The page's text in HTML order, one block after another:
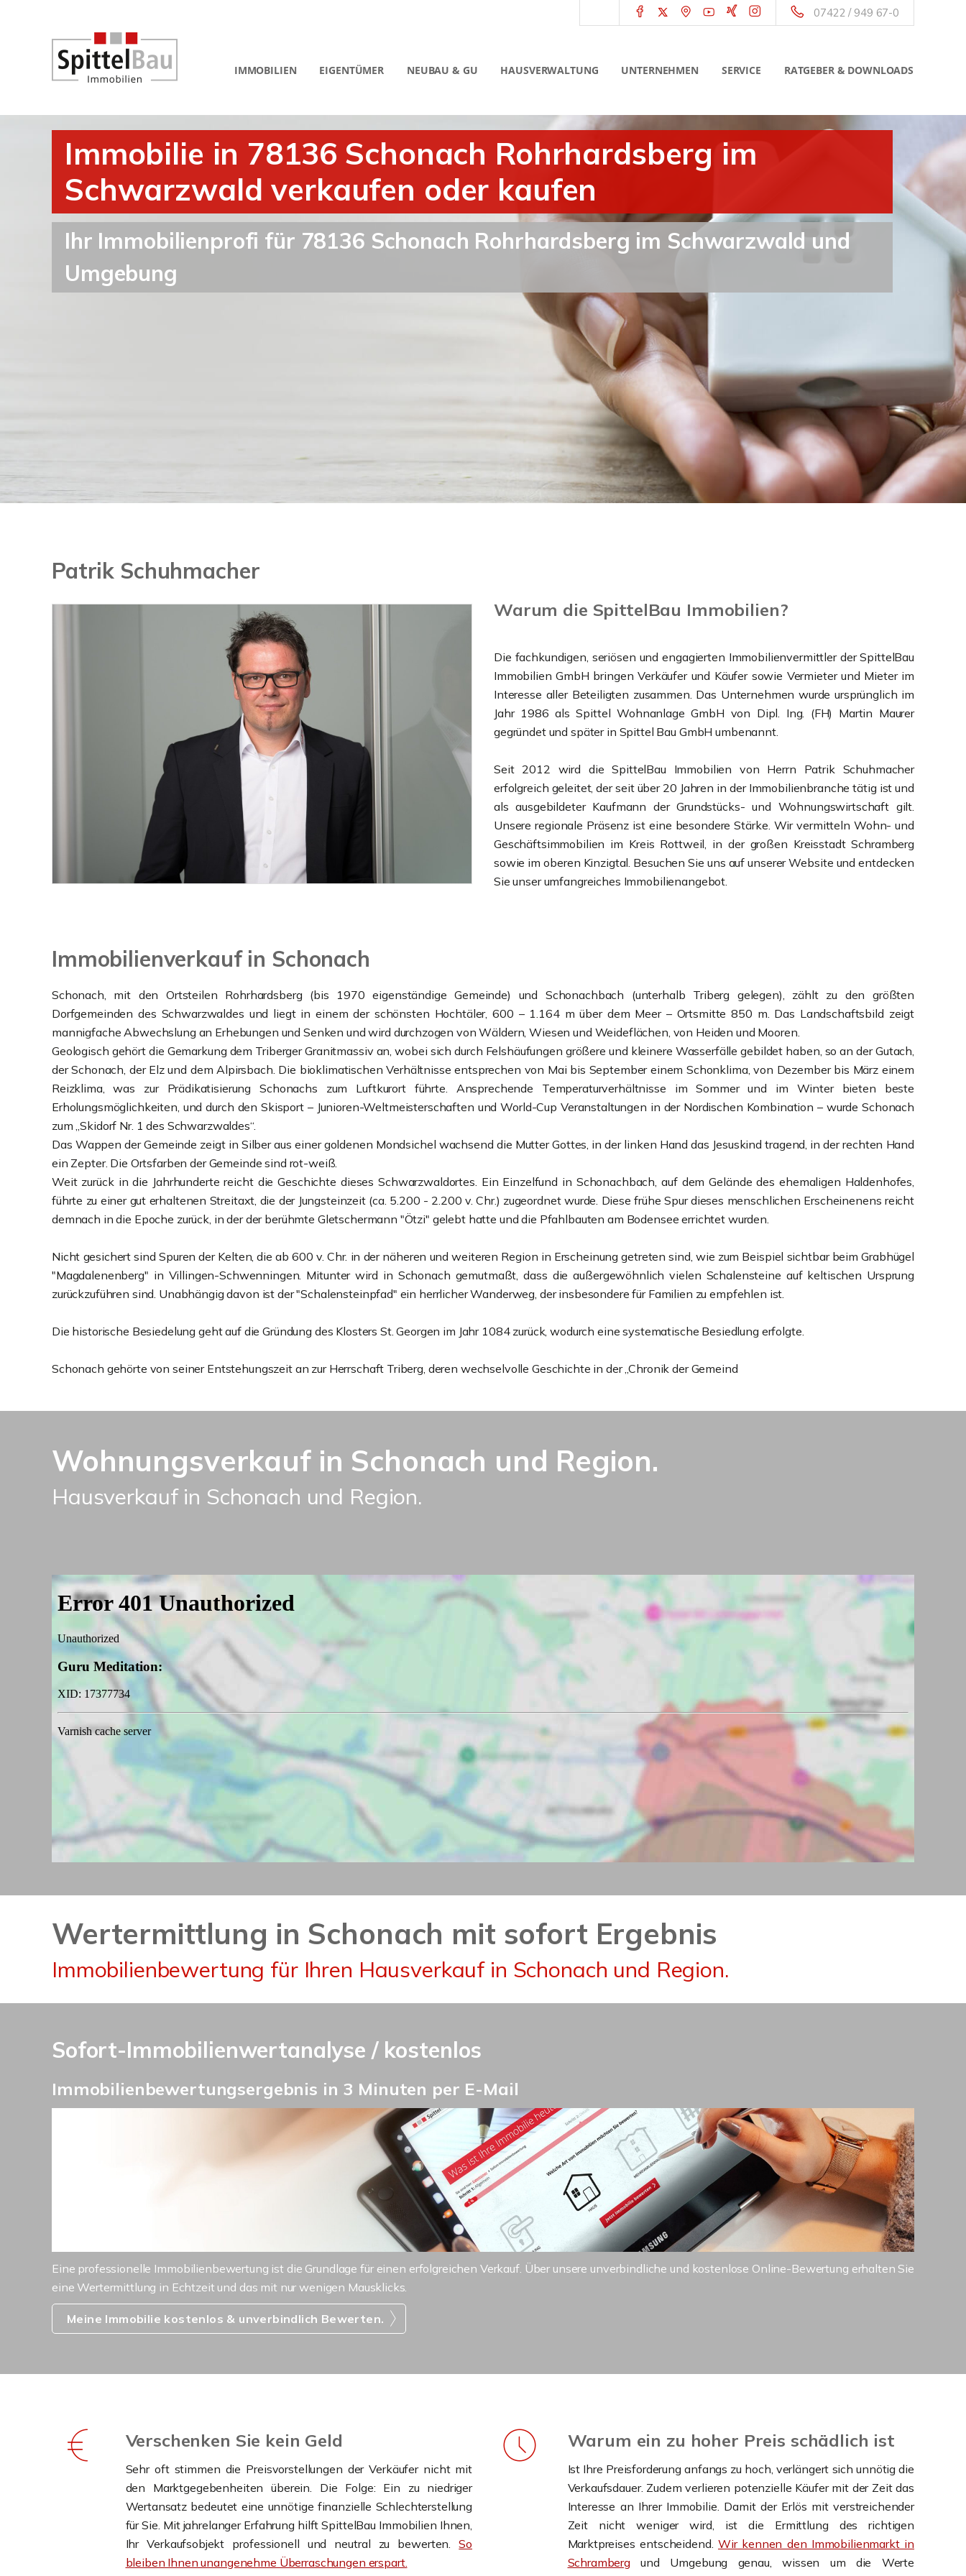
07422 / 949 67-0
IMMOBILIEN EIGENTÜMER NEUBAU & GU HAUSVERWALTUNG UNTERNEHMEN SERVICE RATGEBER & DOWNLOADS
Immobilie in 78136 Schonach Rohrhardsberg im
Schwarzwald verkaufen oder kaufen
Ihr Immobilienprofi für 78136 Schonach Rohrhardsberg im Schwarzwald und
Umgebung
Patrik Schuhmacher
Warum die SpittelBau Immobilien?
Die fachkundigen, seriösen und engagierten Immobilienvermittler der SpittelBau
Immobilien GmbH bringen Verkäufer und Käufer sowie Vermieter und Mieter im
Interesse aller Beteiligten zusammen. Das Unternehmen wurde ursprünglich im
Jahr 1986 als Spittel Wohnanlage GmbH von Dipl. Ing. (FH) Martin Maurer
gegründet und später in Spittel Bau GmbH umbenannt.
Seit 2012 wird die SpittelBau Immobilien von Herrn Patrik Schuhmacher
erfolgreich geleitet, der seit über 20 Jahren in der Immobilienbranche tätig ist und
als ausgebildeter Kaufmann der Grundstücks- und Wohnungswirtschaft gilt.
Unsere regionale Präsenz ist eine besondere Stärke. Wir vermitteln Wohn- und
Geschäftsimmobilien im Kreis Rottweil, in der großen Kreisstadt Schramberg
sowie im oberen Kinzigtal. Besuchen Sie uns auf unserer Website und entdecken
Sie unser umfangreiches Immobilienangebot.
Immobilienverkauf in Schonach
Schonach, mit den Ortsteilen Rohrhardsberg (bis 1970 eigenständige Gemeinde) und Schonachbach (unterhalb Triberg gelegen), zählt zu den größten
Dorfgemeinden des Schwarzwaldes und liegt in einem der schönsten Hochtäler, 600 – 1.164 m über dem Meer – Ortsmitte 850 m. Das Landschaftsbild zeigt
mannigfache Abwechslung an Erhebungen und Senken und wird durchzogen von Wäldern, Wiesen und Weideflächen, von Heiden und Mooren.
Geologisch gehört die Gemarkung dem Triberger Granitmassiv an, wobei sich durch Felshäufungen größere und kleinere Wasserfälle gebildet haben, so an der Gutach,
der Schonach, der Elz und dem Alpirsbach. Die bioklimatischen Verhältnisse entsprechen von Mai bis September einem Schonklima, von Dezember bis März einem
Reizklima, was zur Prädikatisierung Schonachs zum Luftkurort führte. Ansprechende Temperaturverhältnisse im Sommer und im Winter bieten beste
Erholungsmöglichkeiten, und durch den Skisport – Junioren-Weltmeisterschaften und World-Cup Veranstaltungen in der Nordischen Kombination – wurde Schonach
zum „Skidorf Nr. 1 des Schwarzwaldes“.
Das Wappen der Gemeinde zeigt in Silber aus einer goldenen Mondsichel wachsend die Mutter Gottes, in der linken Hand das Jesuskind tragend, in der rechten Hand
ein Zepter. Die Ortsfarben der Gemeinde sind rot-weiß.
Weit zurück in die Jahrhunderte reicht die Geschichte dieses Schwarzwaldortes. Ein Einzelfund in Schonachbach, auf dem Gelände des ehemaligen Haldenhofes,
führte zu einer gut erhaltenen Streitaxt, die der Jungsteinzeit (ca. 5.200 - 2.200 v. Chr.) zugeordnet wurde. Diese frühe Spur dieses menschlichen Erscheinenens reicht
demnach in die Epoche zurück, in der der berühmte Gletschermann "Ötzi" gelebt hatte und die Pfahlbauten am Bodensee errichtet wurden.
Nicht gesichert sind Spuren der Kelten, die ab 600 v. Chr. in der näheren und weiteren Region in Erscheinung getreten sind, wie zum Beispiel sichtbar beim Grabhügel
"Magdalenenberg" in Villingen-Schwenningen. Mitunter wird in Schonach gemutmaßt, dass die außergewöhnlich vielen Schalensteine auf keltischen Ursprung
zurückzuführen sind. Unabhängig davon ist der "Schalensteinpfad" ein herrlicher Wanderweg, der insbesondere für Familien zu empfehlen ist.
Die historische Besiedelung geht auf die Gründung des Klosters St. Georgen im Jahr 1084 zurück, wodurch eine systematische Besiedlung erfolgte.
Schonach gehörte von seiner Entstehungszeit an zur Herrschaft Triberg, deren wechselvolle Geschichte in der „Chronik der Gemeind
Wohnungsverkauf in Schonach und Region.
Hausverkauf in Schonach und Region.
Wertermittlung in Schonach mit sofort Ergebnis
Immobilienbewertung für Ihren Hausverkauf in Schonach und Region.
Sofort-Immobilienwertanalyse / kostenlos
Immobilienbewertungsergebnis in 3 Minuten per E-Mail
Eine professionelle Immobilienbewertung ist die Grundlage für einen erfolgreichen Verkauf. Über unsere unverbindliche und kostenlose Online-Bewertung erhalten Sie
eine Wertermittlung in Echtzeit und das mit nur wenigen Mausklicks.
Meine Immobilie kostenlos & unverbindlich Bewerten.
Verschenken Sie kein Geld
Sehr oft stimmen die Preisvorstellungen der Verkäufer nicht mit
den Marktgegebenheiten überein. Die Folge: Ein zu niedriger
Wertansatz bedeutet eine unnötige finanzielle Schlechterstellung
für Sie. Mit jahrelanger Erfahrung hilft SpittelBau Immobilien Ihnen,
Ihr Verkaufsobjekt professionell und neutral zu bewerten.So
bleiben Ihnen unangenehme Überraschungen erspart.
Warum ein zu hoher Preis schädlich ist
Ist Ihre Preisforderung anfangs zu hoch, verlängert sich unnötig die
Verkaufsdauer. Zudem verlieren potenzielle Käufer mit der Zeit das
Interesse an Ihrer Immobilie. Damit der Erlös mit verstreichender
Zeit nicht weniger wird, ist die Ermittlung des richtigen
Marktpreises entscheidend. Wir kennen den Immobilienmarkt in
Schramberg und Umgebung genau, wissen um die Werte